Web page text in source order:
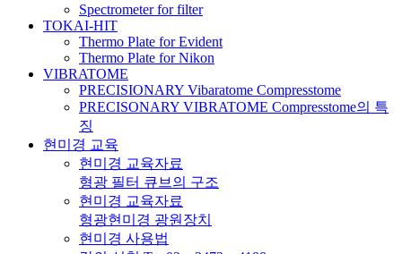
Spectrometer for filter
TOKAI-HIT
Thermo Plate for Evident
Thermo Plate for Nikon
VIBRATOME
PRECISIONARY Vibaratome Compresstome
PRECISONARY VIBRATOME Compresstome의 특
징
현미경 교육
현미경 교육자료
형광 필터 큐브의 구조
현미경 교육자료
형광현미경 광원장치
현미경 사용법